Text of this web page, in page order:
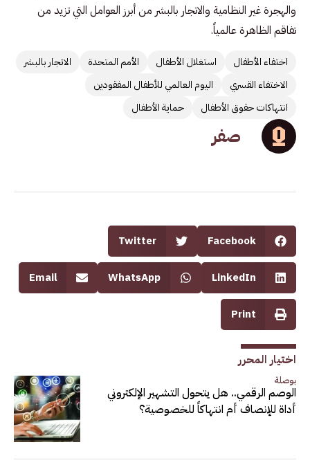
والهجرة غير النظامية والاتجار بالبشر من أبرز العوامل التي تزيد من
تفاقم الظاهرة عالمياً.
اختفاء الأطفال استغلال الأطفال الأمم المتحدة
الاتجار بالبشر
الاختفاء القسري
اليوم العالمي للأطفال المفقودين
انتهاكات حقوق الأطفال
حماية الأطفال
صفر
Facebook
Twitter
LinkedIn
WhatsApp
Email
Print
اختيار المحرر
بوصلة
الوصم الرقمي.. هل يتحول التشهير الإلكتروني
أداة للإنصاف أم انتهاكاً للخصوصية؟